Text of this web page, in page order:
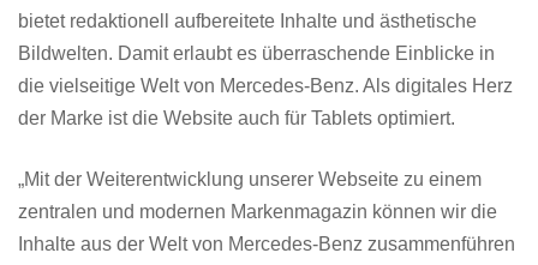
bietet redaktionell aufbereitete Inhalte und ästhetische
Bildwelten. Damit erlaubt es überraschende Einblicke in
die vielseitige Welt von Mercedes-Benz. Als digitales Herz
der Marke ist die Website auch für Tablets optimiert.
„Mit der Weiterentwicklung unserer Webseite zu einem
zentralen und modernen Markenmagazin können wir die
Inhalte aus der Welt von Mercedes-Benz zusammenführen